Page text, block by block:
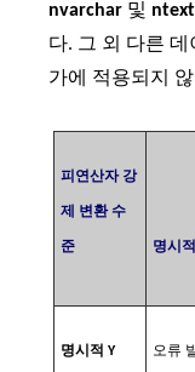
nvarchar 및 ntext
다. 그 외 다른
가에 적용되지
피연산자 강
제 변환 수
준 명시
명시적 Y 오류